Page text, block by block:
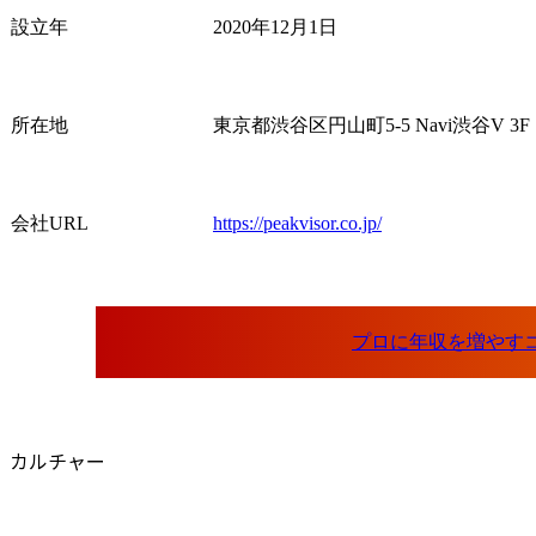
設立年 2020年12月1日
所在地 東京都渋谷区円山町5-5 Navi渋谷V 3F
会社URL https://peakvisor.co.jp/
カルチャー